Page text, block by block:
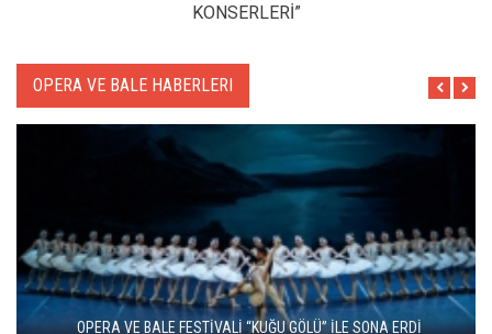
KONSERLERİ”
OPERA VE BALE HABERLERI
ZARAFETİN AŞKIN VE TUTKUNUN DANSI: KUĞU GÖLÜ YENİDEN
SAHNEDE